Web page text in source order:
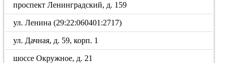
проспект Ленинградский, д. 159
ул. Ленина (29:22:060401:2717)
ул. Дачная, д. 59, корп. 1
шоссе Окружное, д. 21